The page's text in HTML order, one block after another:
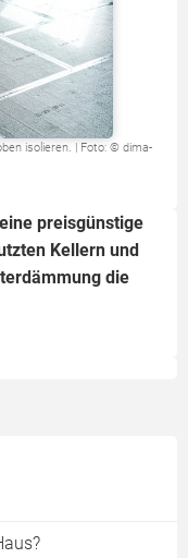
isolieren. | Foto: © dima-
preisgünstige
Kellern und
die